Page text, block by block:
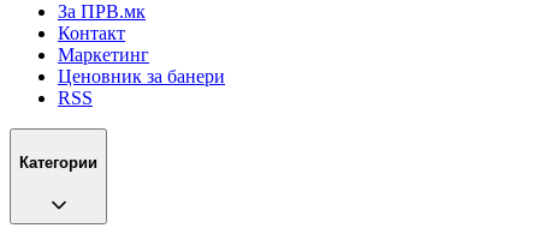
За ПРВ.мк
Контакт
Маркетинг
Ценовник за банери
RSS
Категории